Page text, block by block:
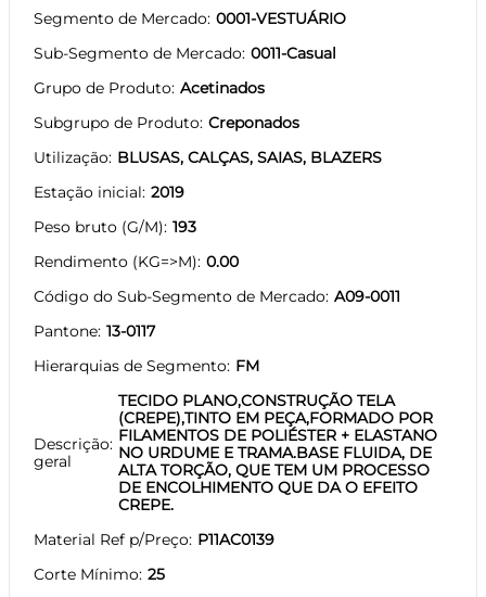
Segmento de Mercado 0001-VESTUÁRIO
Sub-Segmento de Mercado 0011-Casual
Grupo de Produto Acetinados
Subgrupo de Produto Creponados
Utilização BLUSAS, CALÇAS, SAIAS, BLAZERS
Estação inicial 2019
Peso bruto (G/M) 193
Rendimento (KG=>M) 0.00
Código do Sub-Segmento de Mercado A09-0011
Pantone 13-0117
Hierarquias de Segmento FM
Descrição
geral
TECIDO PLANO,CONSTRUÇÃO TELA
(CREPE),TINTO EM PEÇA,FORMADO POR
FILAMENTOS DE POLIÉSTER + ELASTANO
NO URDUME E TRAMA.BASE FLUIDA, DE
ALTA TORÇÃO, QUE TEM UM PROCESSO
DE ENCOLHIMENTO QUE DA O EFEITO
CREPE.
Material Ref p/Preço P11AC0139
Corte Mínimo 25